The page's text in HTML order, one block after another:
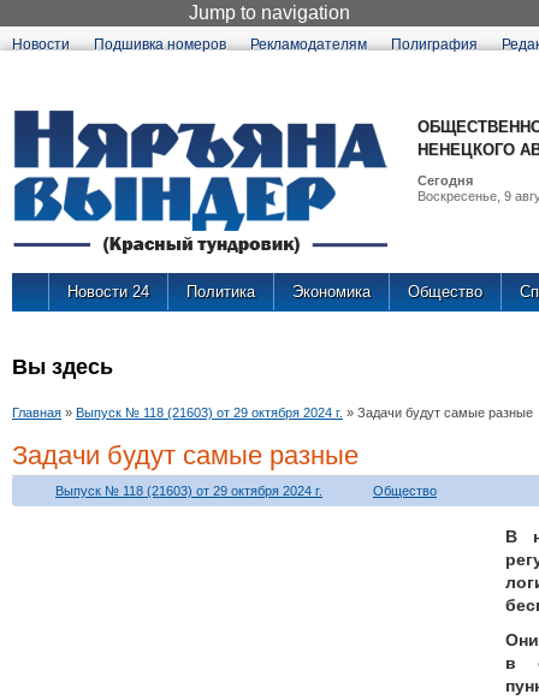
Jump to navigation
Новости Подшивка номеров Рекламодателям Полиграфия
НЕНЕЦКОГО
Сегодня
Воскресенье, 9
Новости 24 Политика Экономика Общество
Вы здесь
Главная » Выпуск № 118 (21603) от 29 октября 2024 г. » Задачи будут самые разные
Задачи будут самые разные
Выпуск № 118 (21603) от 29 октября 2024 г. Общество
В
в